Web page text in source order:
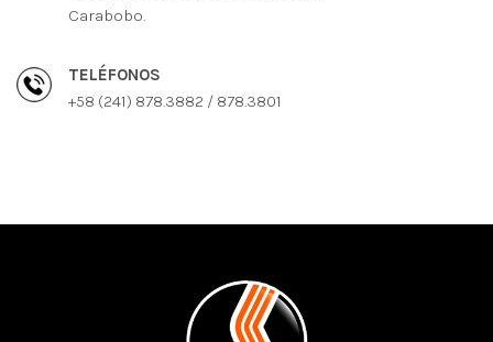
Carabobo.
TELÉFONOS
+58 (241) 878.3882 / 878.3801